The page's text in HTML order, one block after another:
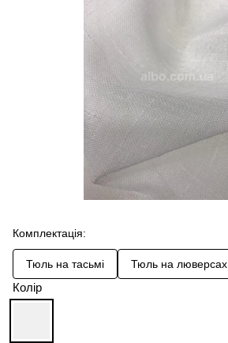
Комплектація:
Тюль на тасьмі Тюль на люверсах
Колір